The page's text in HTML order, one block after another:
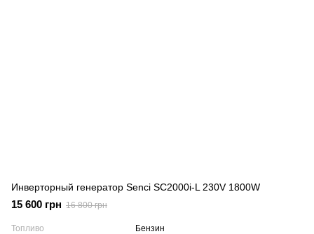
Инверторный генератор Senci SC2000i-L 230V 1800W
15 600 грн 16 800 грн
Топливо
Бензин